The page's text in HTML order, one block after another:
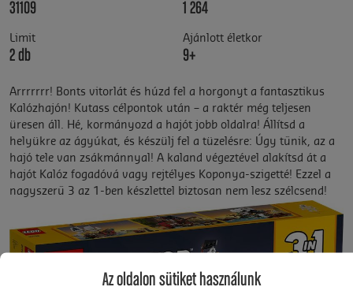
31109 1 264
Limit
2 db
Ajánlott életkor
9+
Arrrrrrr! Bonts vitorlát és húzd fel a horgonyt a fantasztikus
Kalózhajón! Kutass célpontok után – a raktér még teljesen
üresen áll. Hé, kormányozd a hajót jobb oldalra! Állítsd a
helyükre az ágyúkat, és készülj fel a tüzelésre: Úgy tűnik, az a
hajó tele van zsákmánnyal! A kaland végeztével alakítsd át a
hajót Kalóz fogadóvá vagy rejtélyes Koponya-szigetté! Ezzel a
nagyszerű 3 az 1-ben készlettel biztosan nem lesz szélcsend!
Az oldalon sütiket használunk